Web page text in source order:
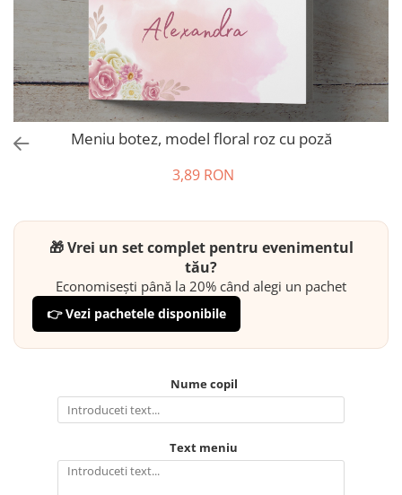
Meniu botez, model floral roz cu poză
3,89 RON
🎁 Vrei un set complet pentru evenimentul
tău?
Economisești până la 20% când alegi un pachet
👉 Vezi pachetele disponibile
Nume copil
Text meniu